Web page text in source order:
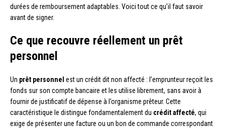
durées de remboursement adaptables. Voici tout ce qu’il faut savoir
avant de signer.
Ce que recouvre réellement un prêt
personnel
Un prêt personnel est un crédit dit non affecté : l’emprunteur reçoit les
fonds sur son compte bancaire et les utilise librement, sans avoir à
fournir de justificatif de dépense à l’organisme prêteur. Cette
caractéristique le distingue fondamentalement du crédit affecté, qui
exige de présenter une facture ou un bon de commande correspondant